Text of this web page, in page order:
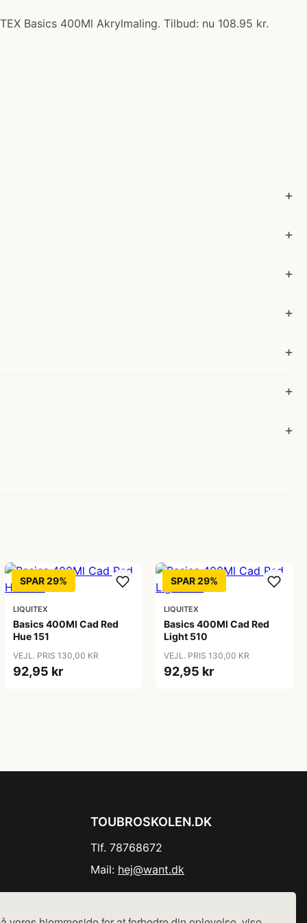
Basics 400Ml Akrylmaling. Tilbud: nu 108.95 kr.
SPAR 29%
LIQUITEX
Basics 400Ml Cad Red
Hue 151
VEJL. PRIS 130,00 KR
92,95 kr
SPAR 29%
LIQUITEX
Basics 400Ml Cad Red
Light 510
VEJL. PRIS 130,00 KR
92,95 kr
TOUBROSKOLEN.DK
Tlf. 78768672
Mail: hej@want.dk